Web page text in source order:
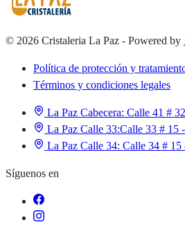
© 2026 Cristaleria La Paz - Powered by
Política de protección y
Términos y condiciones legales
La Paz Cabecera: Calle 41 #
La Paz Calle 33:Calle 33 # 15
La Paz Calle 34: Calle 34 # 15
Síguenos en